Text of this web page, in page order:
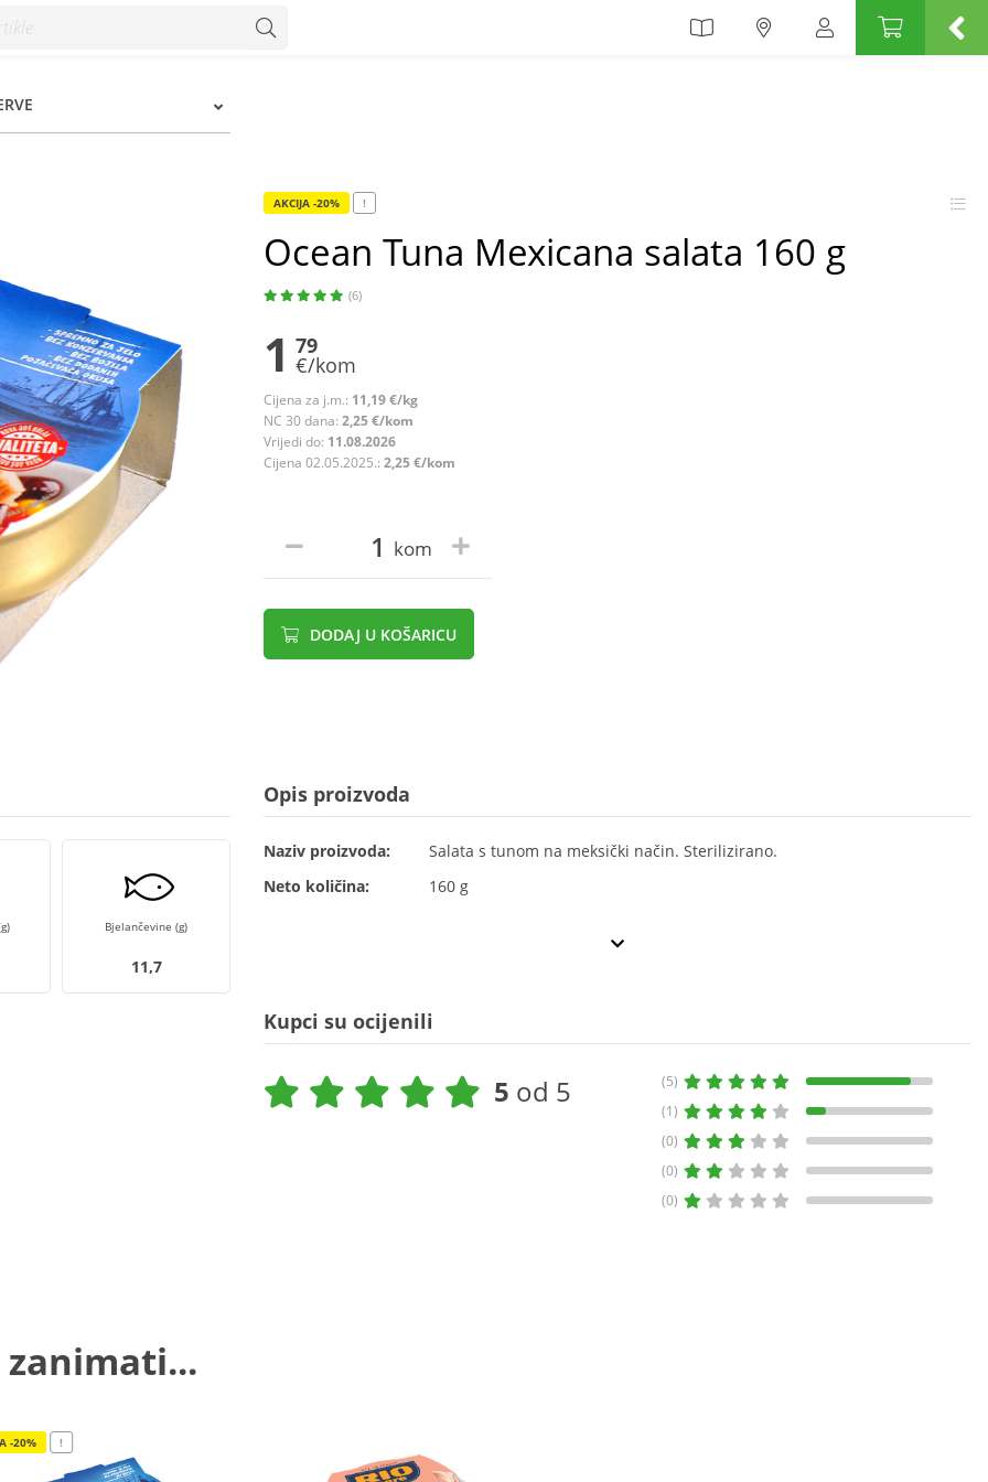
AKCIJA -20% !
Ocean Tuna Mexicana salata 160 g
(6)
1 79
€/kom
Cijena za j.m.: 11,19 €/kg
NC 30 dana: 2,25 €/kom
Vrijedi do: 11.08.2026
Cijena 02.05.2025.: 2,25 €/kom
kom
DODAJ U KOŠARICU
Bjelančevine (g)
11,7
Opis proizvoda
Naziv proizvoda:
Salata s tunom na meksički način. Sterilizirano.
Neto količina:
160 g
Kupci su ocijenili
5 od 5
(5)
(1)
(0)
(0)
(0)
-20% !